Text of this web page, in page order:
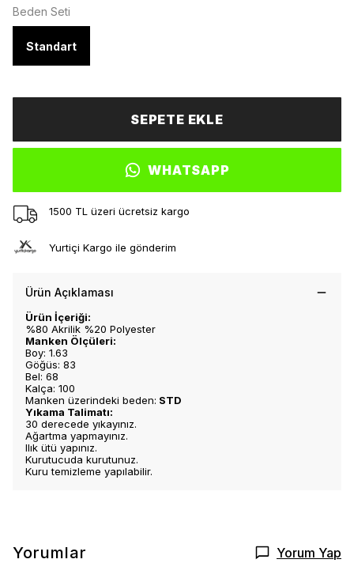
Beden Seti
Standart
SEPETE EKLE
WHATSAPP
1500 TL üzeri ücretsiz kargo
Yurtiçi Kargo ile gönderim
Ürün Açıklaması
Ürün İçeriği:
%80 Akrilik %20 Polyester
Manken Ölçüleri:
Boy: 1.63
Göğüs: 83
Bel: 68
Kalça: 100
Manken üzerindeki beden: STD
Yıkama Talimatı:
30 derecede yıkayınız.
Ağartma yapmayınız.
Ilık ütü yapınız.
Kurutucuda kurutunuz.
Kuru temizleme yapılabilir.
Yorumlar Yorum Yap